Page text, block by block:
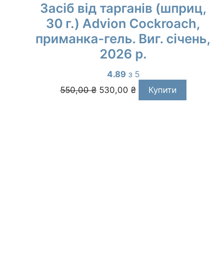
Засіб від тарганів (шприц,
30 г.) Advion Cockroach,
приманка-гель. Виг. січень,
2026 р.
4.89з 5
550,00₴
Оригінальна
ціна:
530,00 ₴
Поточна
ціна:
Купити